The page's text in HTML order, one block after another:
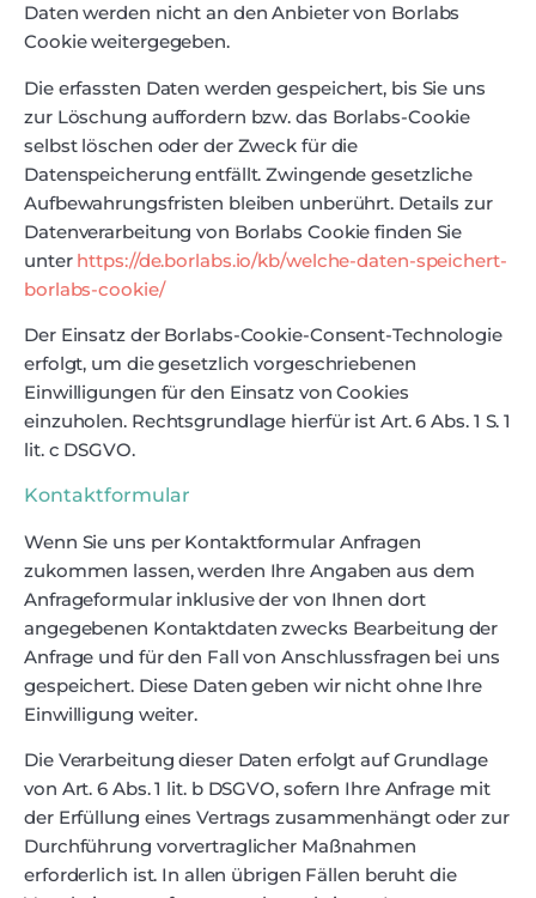
Daten werden nicht an den Anbieter von Borlabs
Cookie weitergegeben.
Die erfassten Daten werden gespeichert, bis Sie uns
zur Löschung auffordern bzw. das Borlabs-Cookie
selbst löschen oder der Zweck für die
Datenspeicherung entfällt. Zwingende gesetzliche
Aufbewahrungsfristen bleiben unberührt. Details zur
Datenverarbeitung von Borlabs Cookie finden Sie
unter https://de.borlabs.io/kb/welche-daten-speichert-
borlabs-cookie/
Der Einsatz der Borlabs-Cookie-Consent-Technologie
erfolgt, um die gesetzlich vorgeschriebenen
Einwilligungen für den Einsatz von Cookies
einzuholen. Rechtsgrundlage hierfür ist Art. 6 Abs. 1 S. 1
lit. c DSGVO.
Kontaktformular
Wenn Sie uns per Kontaktformular Anfragen
zukommen lassen, werden Ihre Angaben aus dem
Anfrageformular inklusive der von Ihnen dort
angegebenen Kontaktdaten zwecks Bearbeitung der
Anfrage und für den Fall von Anschlussfragen bei uns
gespeichert. Diese Daten geben wir nicht ohne Ihre
Einwilligung weiter.
Die Verarbeitung dieser Daten erfolgt auf Grundlage
von Art. 6 Abs. 1 lit. b DSGVO, sofern Ihre Anfrage mit
der Erfüllung eines Vertrags zusammenhängt oder zur
Durchführung vorvertraglicher Maßnahmen
erforderlich ist. In allen übrigen Fällen beruht die